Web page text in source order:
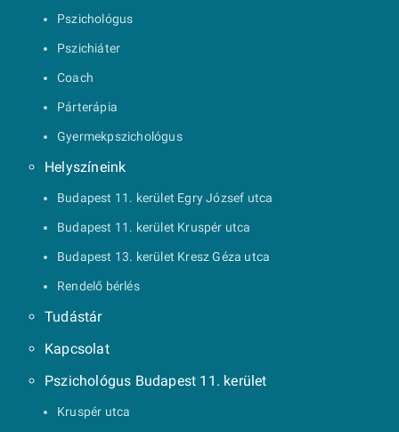
Pszichológus
Pszichiáter
Coach
Párterápia
Gyermekpszichológus
Helyszíneink
Budapest 11. kerület Egry József utca
Budapest 11. kerület Kruspér utca
Budapest 13. kerület Kresz Géza utca
Rendelő bérlés
Tudástár
Kapcsolat
Pszichológus Budapest 11. kerület
Kruspér utca